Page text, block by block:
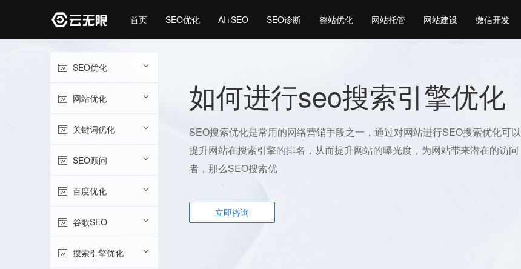
首页 SEO优化 AI+SEO SEO诊断 整站优化 网站托管 网站建设 微信开发
如何进行seo搜索引擎优化
SEO搜索优化是常用的网络营销手段之一，通过对网站进行SEO搜索优化可以
提升网站在搜索引擎的排名，从而提升网站的曝光度，为网站带来潜在的访问
者，那么SEO搜索优
立即咨询
SEO优化
网站优化
关键词优化
SEO顾问
百度优化
谷歌SEO
搜索引擎优化